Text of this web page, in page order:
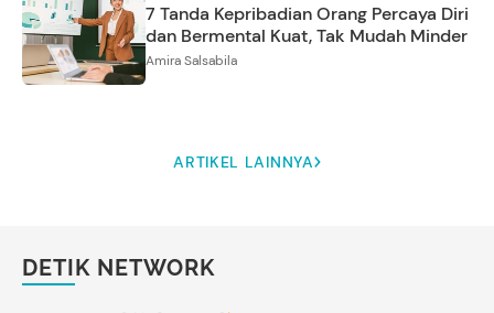
7 Tanda Kepribadian Orang Percaya Diri
dan Bermental Kuat, Tak Mudah Minder
Amira Salsabila
ARTIKEL LAINNYA
DETIK NETWORK